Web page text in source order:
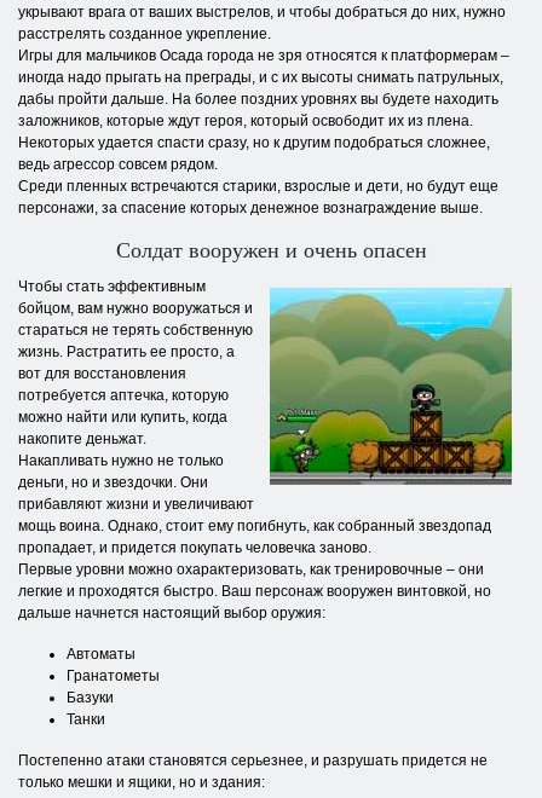
укрывают врага от ваших выстрелов, и чтобы добраться до них, нужно
расстрелять созданное укрепление.
Игры для мальчиков Осада города не зря относятся к платформерам –
иногда надо прыгать на преграды, и с их высоты снимать патрульных,
дабы пройти дальше. На более поздних уровнях вы будете находить
заложников, которые ждут героя, который освободит их из плена.
Некоторых удается спасти сразу, но к другим подобраться сложнее,
ведь агрессор совсем рядом.
Среди пленных встречаются старики, взрослые и дети, но будут еще
персонажи, за спасение которых денежное вознаграждение выше.
Солдат вооружен и очень опасен
Чтобы стать эффективным
бойцом, вам нужно вооружаться и
стараться не терять собственную
жизнь. Растратить ее просто, а
вот для восстановления
потребуется аптечка, которую
можно найти или купить, когда
накопите деньжат.
Накапливать нужно не только
деньги, но и звездочки. Они
прибавляют жизни и увеличивают
мощь воина. Однако, стоит ему погибнуть, как собранный звездопад
пропадает, и придется покупать человечка заново.
Первые уровни можно охарактеризовать, как тренировочные – они
легкие и проходятся быстро. Ваш персонаж вооружен винтовкой, но
дальше начнется настоящий выбор оружия:
Автоматы
Гранатометы
Базуки
Танки
Постепенно атаки становятся серьезнее, и разрушать придется не
только мешки и ящики, но и здания: